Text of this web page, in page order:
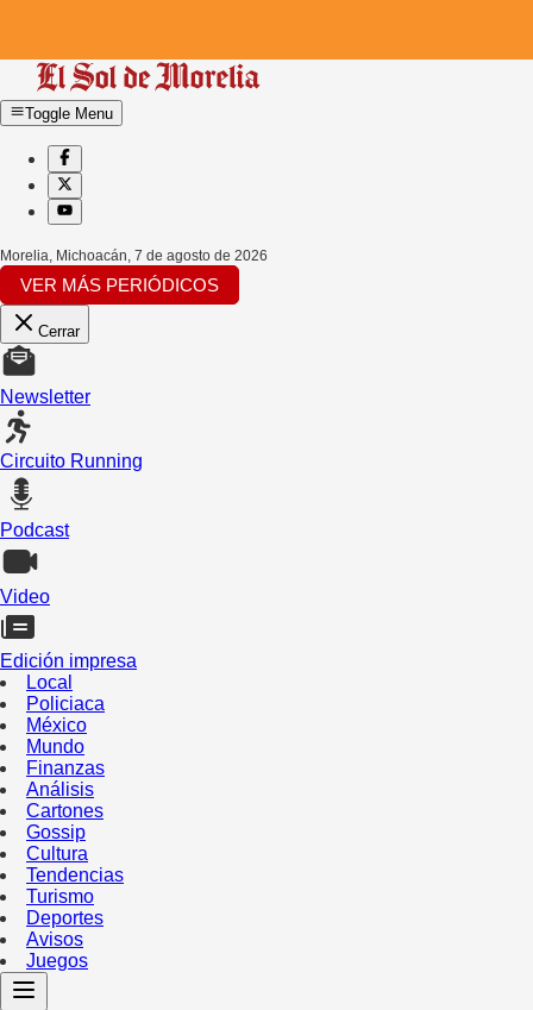
Toggle Menu
Morelia, Michoacán, 7 de agosto de 2026
VER MÁS PERIÓDICOS
Cerrar
Newsletter
Circuito Running
Podcast
Video
Edición impresa
Local
Policiaca
México
Mundo
Finanzas
Análisis
Cartones
Gossip
Cultura
Tendencias
Turismo
Deportes
Avisos
Juegos